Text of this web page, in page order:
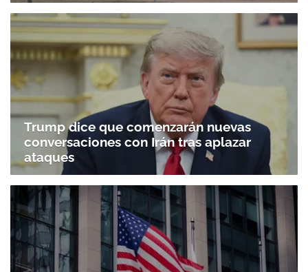
Trump dice que comenzarán nuevas
conversaciones con Irán tras aplazar
ataques